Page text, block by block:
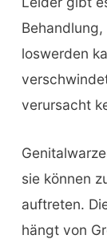
loswerden
verursacht
sie können
auftreten.
hängt von